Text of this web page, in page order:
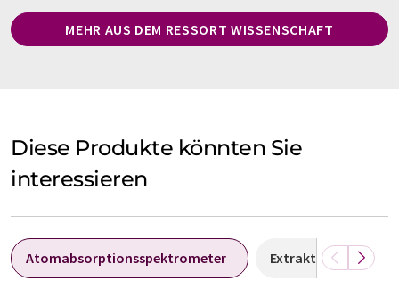
MEHR AUS DEM RESSORT WISSENSCHAFT
Diese Produkte könnten Sie
interessieren
Atomabsorptionsspektrometer Extraktionssysteme